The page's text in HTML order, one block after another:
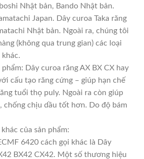
Nhật bản, Bando Nhật bản.
Japan. Dây curoa Taka răng
Nhật bản. Ngoài ra, chúng tôi
(không qua trung gian) các loại
khác.
Dây curoa răng AX BX CX hay
cấu tạo răng cứng – giúp hạn chế
tuổi thọ puly. Ngoài ra còn giúp
chịu dầu tốt hơn. Do độ bám
của sản phẩm:
6420 cách gọi khác là Dây
BX42 CX42. Một số thương hiệu